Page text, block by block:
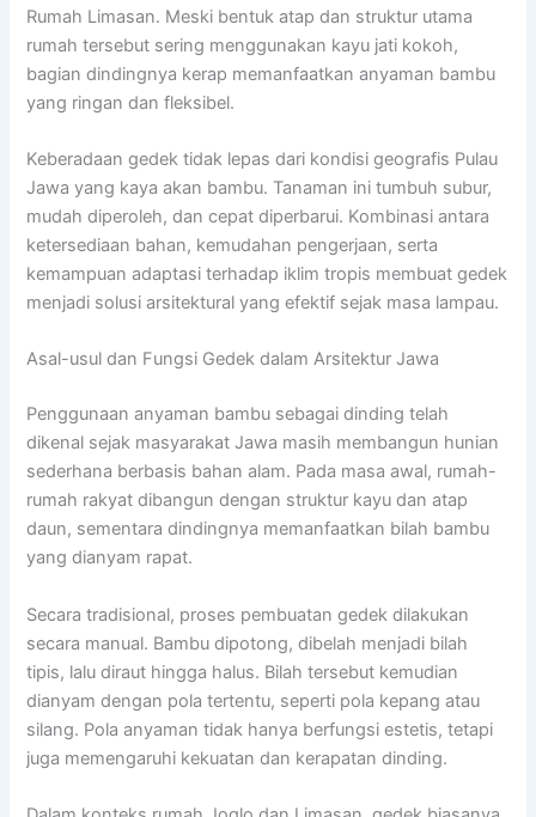
Rumah Limasan. Meski bentuk atap dan struktur utama
rumah tersebut sering menggunakan kayu jati kokoh,
bagian dindingnya kerap memanfaatkan anyaman bambu
yang ringan dan fleksibel.
Keberadaan gedek tidak lepas dari kondisi geografis Pulau
Jawa yang kaya akan bambu. Tanaman ini tumbuh subur,
mudah diperoleh, dan cepat diperbarui. Kombinasi antara
ketersediaan bahan, kemudahan pengerjaan, serta
kemampuan adaptasi terhadap iklim tropis membuat gedek
menjadi solusi arsitektural yang efektif sejak masa lampau.
Asal-usul dan Fungsi Gedek dalam Arsitektur Jawa
Penggunaan anyaman bambu sebagai dinding telah
dikenal sejak masyarakat Jawa masih membangun hunian
sederhana berbasis bahan alam. Pada masa awal, rumah-
rumah rakyat dibangun dengan struktur kayu dan atap
daun, sementara dindingnya memanfaatkan bilah bambu
yang dianyam rapat.
Secara tradisional, proses pembuatan gedek dilakukan
secara manual. Bambu dipotong, dibelah menjadi bilah
tipis, lalu diraut hingga halus. Bilah tersebut kemudian
dianyam dengan pola tertentu, seperti pola kepang atau
silang. Pola anyaman tidak hanya berfungsi estetis, tetapi
juga memengaruhi kekuatan dan kerapatan dinding.